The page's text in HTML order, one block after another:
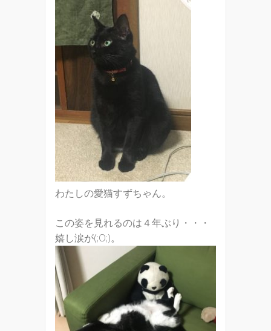
わたしの愛猫すずちゃん。
この姿を見れるのは４年ぶり・・・
嬉し涙が(;O;)。